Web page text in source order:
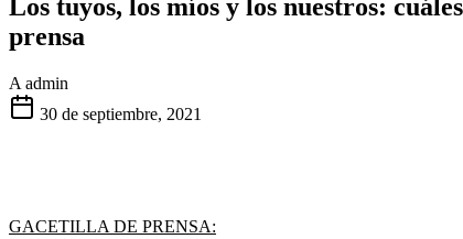
Los tuyos, los míos y los nuestros:
prensa
A admin
30 de septiembre, 2021
GACETILLA DE PRENSA: